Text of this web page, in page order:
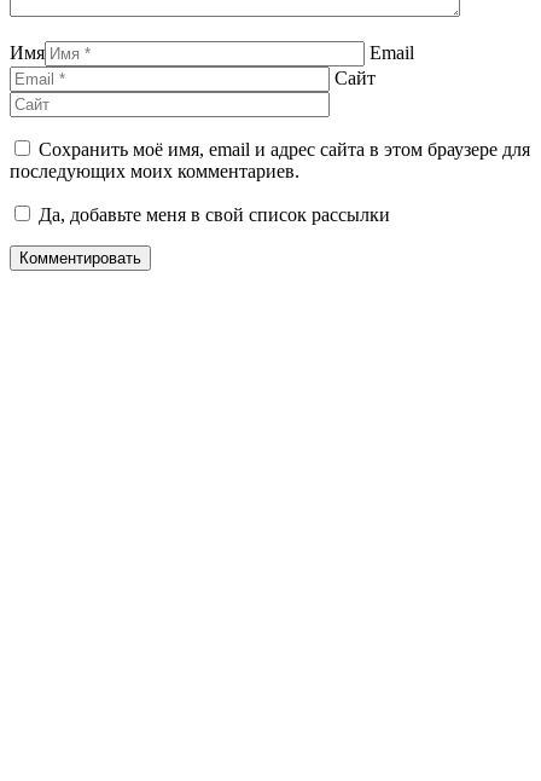
Имя
Email
Сайт
Сохранить моё имя, email и адрес сайта в этом браузере для
последующих моих комментариев.
Да, добавьте меня в свой список рассылки